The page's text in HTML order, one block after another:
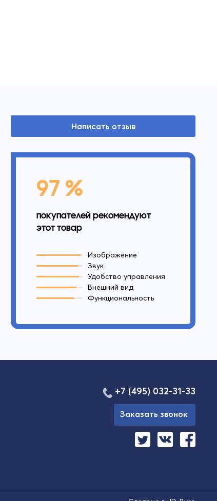
Написать отзыв
97 %
покупателей рекомендуют
этот товар
Изображение
Звук
Удобство управления
Внешний вид
Функциональность
+7 (495) 032-31-33
Заказать звонок